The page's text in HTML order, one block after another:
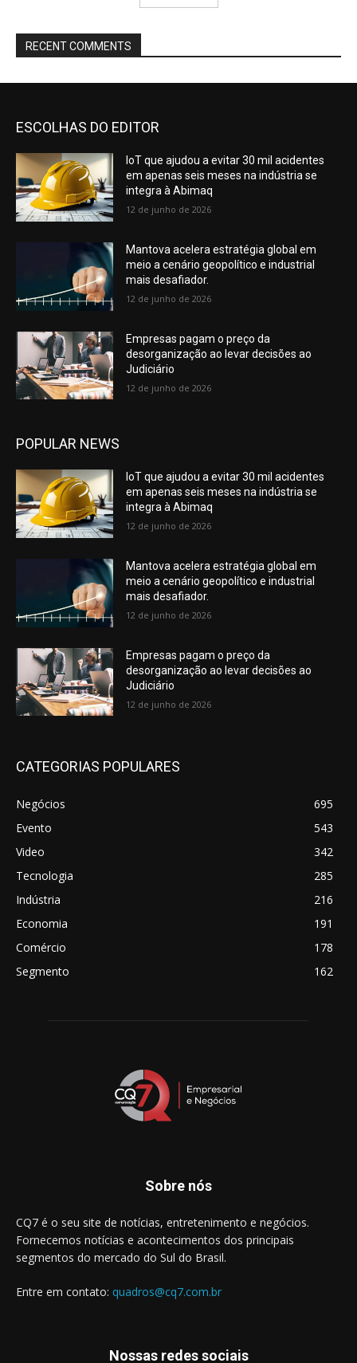
RECENT COMMENTS
ESCOLHAS DO EDITOR
IoT que ajudou a evitar 30 mil acidentes
em apenas seis meses na indústria se
integra à Abimaq
12 de junho de 2026
Mantova acelera estratégia global em
meio a cenário geopolítico e industrial
mais desafiador.
12 de junho de 2026
Empresas pagam o preço da
desorganização ao levar decisões ao
Judiciário
12 de junho de 2026
POPULAR NEWS
IoT que ajudou a evitar 30 mil acidentes
em apenas seis meses na indústria se
integra à Abimaq
12 de junho de 2026
Mantova acelera estratégia global em
meio a cenário geopolítico e industrial
mais desafiador.
12 de junho de 2026
Empresas pagam o preço da
desorganização ao levar decisões ao
Judiciário
12 de junho de 2026
CATEGORIAS POPULARES
Negócios
695
Evento
543
Video
342
Tecnologia
285
Indústria
216
Economia
191
Comércio
178
Segmento
162
Sobre nós
CQ7 é o seu site de notícias, entretenimento e negócios.
Fornecemos notícias e acontecimentos dos principais
segmentos do mercado do Sul do Brasil.
Entre em contato: quadros@cq7.com.br
Nossas redes sociais